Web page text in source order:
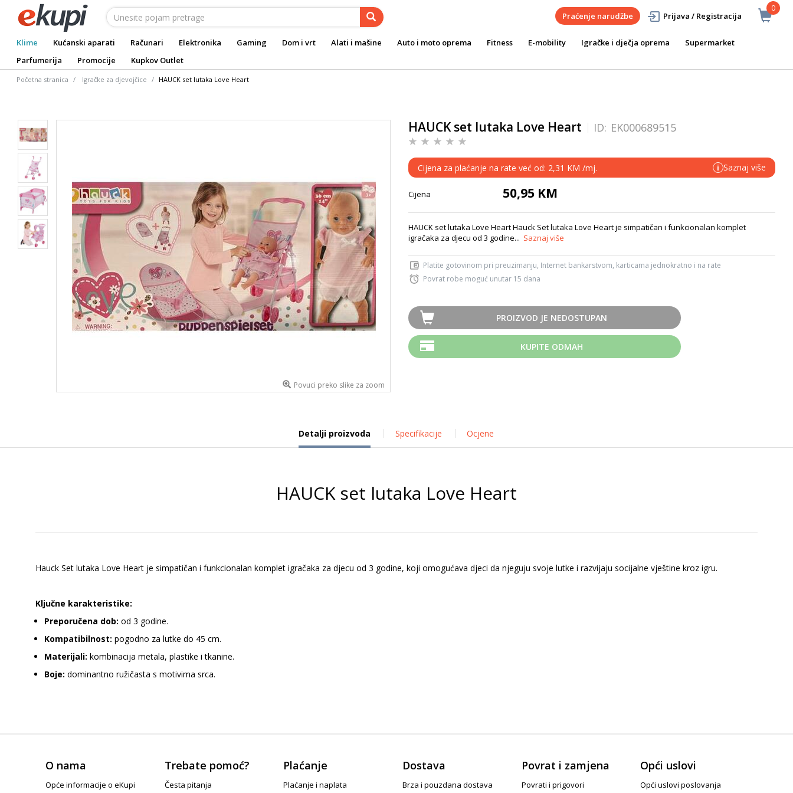
0
Praćenje narudžbe Prijava / Registracija
Klime Kućanski aparati Računari Elektronika Gaming Dom i vrt Alati i mašine Auto i moto oprema Fitness E-mobility Igračke i dječja oprema
Supermarket
Parfumerija
Promocije Kupkov Outlet
Početna stranica Igračke za djevojčice HAUCK set lutaka Love Heart
Povuci preko slike za zoom
HAUCK set lutaka Love Heart ID: EK000689515
Cijena za plaćanje na rate već od: 2,31 KM /mj. i Saznaj više
Cijena 50,95 KM
HAUCK set lutaka Love Heart Hauck Set lutaka Love Heart je simpatičan i funkcionalan komplet
igračaka za djecu od 3 godine... Saznaj više
Platite gotovinom pri preuzimanju, Internet bankarstvom, karticama jednokratno i na rate
Povrat robe moguć unutar 15 dana
PROIZVOD JE NEDOSTUPAN
KUPITE ODMAH
Detalji proizvoda Specifikacije Ocjene
HAUCK set lutaka Love Heart
Hauck Set lutaka Love Heart je simpatičan i funkcionalan komplet igračaka za djecu od 3 godine, koji omogućava djeci da njeguju svoje lutke i razvijaju socijalne vještine kroz igru.
Ključne karakteristike:
Preporučena dob: od 3 godine.
Kompatibilnost: pogodno za lutke do 45 cm.
Materijali: kombinacija metala, plastike i tkanine.
Boje: dominantno ružičasta s motivima srca.
O nama
Opće informacije o eKupi
Trebate pomoć?
Česta pitanja
Plaćanje
Plaćanje i naplata
Dostava
Brza i pouzdana dostava
Povrat i zamjena
Povrati i prigovori
Opći uslovi
Opći uslovi poslovanja